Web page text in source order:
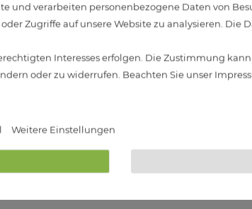
Die Farbtemperatur des hier
weißes Licht, welches sich durch den engen
bereiten.
und verarbeiten personenbezogene Daten von
Zugriffe auf unsere Website zu analysieren. Die
Interesses erfolgen. Die Zustimmung
oder zu widerrufen. Beachten Sie unser
Weitere Einstellungen